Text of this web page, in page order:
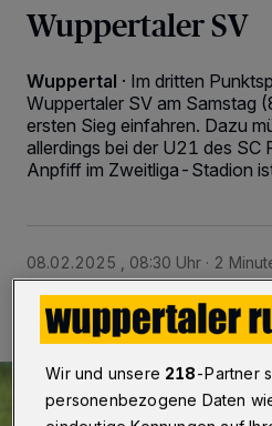
Wuppertaler SV
Wuppertal · Im dritten
Wuppertaler SV am Samstag
ersten Sieg einfahren. Dazu
allerdings bei der U21 des SC
Anpfiff im Zweitliga-Stadion
08.02.2025 , 08:30 Uhr 2
Wir und unsere 218-Partner
personenbezogene Daten